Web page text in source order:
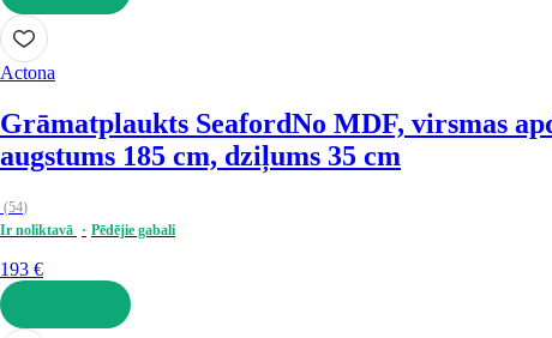
LIKT GROZĀ
Actona
Grāmatplaukts SeafordNo MDF, virsmas
augstums 185 cm, dziļums 35 cm
(54)
Ir noliktavā
Pēdējie gabali
193 €